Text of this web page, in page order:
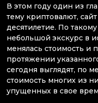
В этом году один из
тему криптовалют,
десятилетие. По
небольшой экскурс в
менялась стоимость и
протяжении
сегодня выглядят, по
стоимость многих из
упущенных в свое